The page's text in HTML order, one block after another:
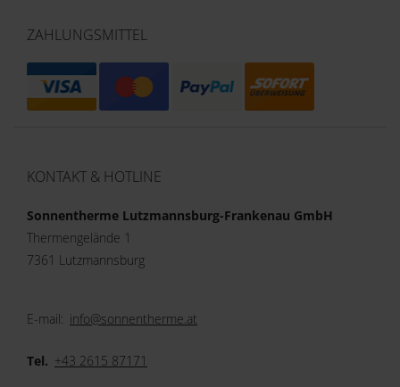
ZAHLUNGSMITTEL
KONTAKT & HOTLINE
Sonnentherme Lutzmannsburg-Frankenau GmbH
Thermengelände 1
7361 Lutzmannsburg
E-mail: info@sonnentherme.at
Tel. +43 2615 87171